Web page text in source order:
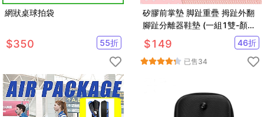
網狀桌球拍袋
$350 55折
矽膠前掌墊 脚趾重疊 拇趾外翻
腳趾分離器鞋墊 (一組1雙-顏色
隨機)【AF02147】
$149 46折
已售34